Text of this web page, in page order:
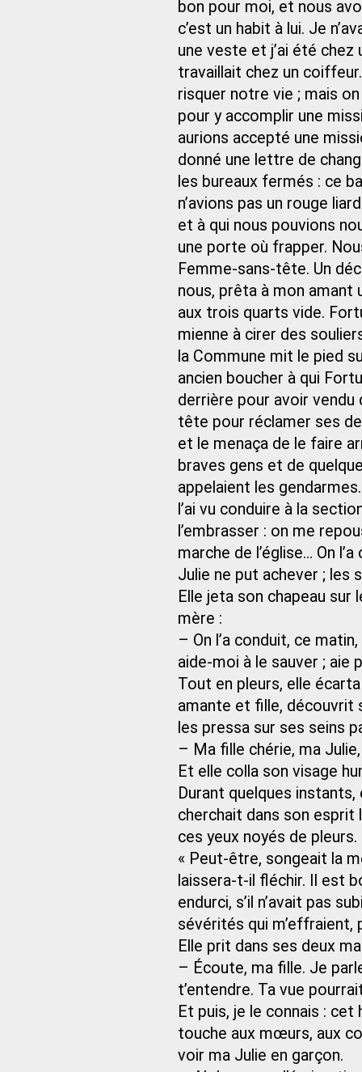
bon pour moi, et nous
c’est un habit à lui. Je
une veste et j’ai été chez
travaillait chez un
risquer notre vie ; mais
pour y accomplir une
aurions accepté une
donné une lettre de
les bureaux fermés : ce
n’avions pas un rouge
et à qui nous pouvions
une porte où frapper.
Femme-sans-tête. Un
nous, prêta à mon amant
aux trois quarts vide.
mienne à cirer des
la Commune mit le pied
ancien boucher à qui
derrière pour avoir vendu
tête pour réclamer ses
et le menaça de le faire
braves gens et de
appelaient les
l’ai vu conduire à la
l’embrasser : on me
marche de l’église… On
Julie ne put achever ; les
Elle jeta son chapeau sur
mère :
– On l’a conduit, ce
aide-moi à le sauver ; aie
Tout en pleurs, elle
amante et fille, découvrit
les pressa sur ses seins
– Ma fille chérie, ma
Et elle colla son visage
Durant quelques
cherchait dans son esprit
ces yeux noyés de pleurs.
« Peut-être, songeait la
laissera-t-il fléchir. Il est
endurci, s’il n’avait pas
sévérités qui m’effraient,
Elle prit dans ses deux
– Écoute, ma fille. Je
t’entendre. Ta vue
Et puis, je le connais :
touche aux mœurs, aux
voir ma Julie en garçon.